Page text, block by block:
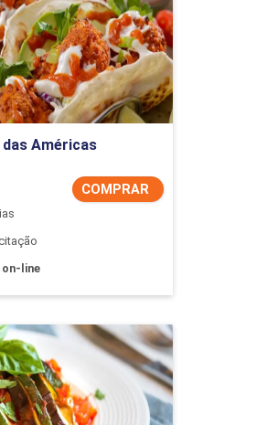
das Américas
COMPRAR
on-line
Detalhes do curso
Comprar Agora
Cozinha Europeia
Detalhes do curso